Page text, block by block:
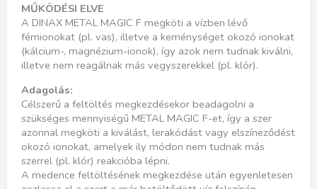
MŰKÖDÉSI ELVE
A DINAX METAL MAGIC F megköti a vízben lévő
fémionokat (pl. vas), illetve a keménységet okozó ionokat
(kálcium-, magnézium-ionok), így azok nem tudnak kiválni,
illetve nem reagálnak más vegyszerekkel (pl. klór).
Adagolás:
Célszerű a feltöltés megkezdésekor beadagolni a
szükséges mennyiségű METAL MAGIC F-et, így a szer
azonnal megköti a kiválást, lerakódást vagy elszíneződést
okozó ionokat, amelyek ily módon nem tudnak más
szerrel (pl. klór) reakcióba lépni.
A medence feltöltésének megkezdése után egyenletesen